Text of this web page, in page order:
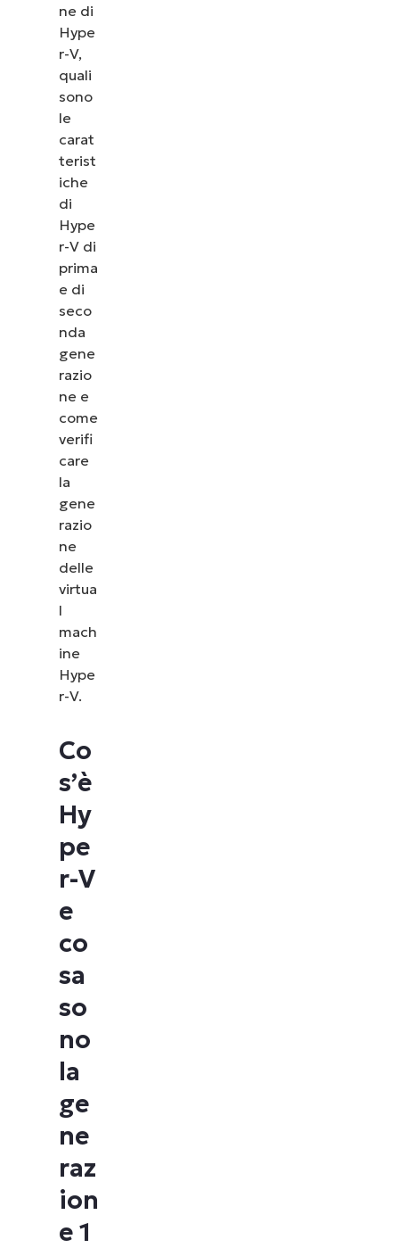
ne di
Hype
r-V,
quali
sono
le
carat
terist
iche
di
Hype
r-V di
prima
e di
seco
nda
gene
razio
ne e
come
verifi
care
la
gene
razio
ne
delle
virtua
l
mach
ine
Hype
r-V.
Co
s’è
Hy
pe
r-V
e
co
sa
so
no
la
ge
ne
raz
ion
e 1